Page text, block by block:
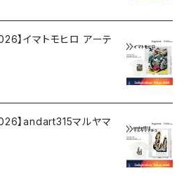
】イマトモヒロ アーテ
】andart315マルヤマ